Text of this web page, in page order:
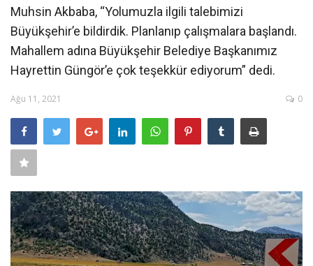
İLETİŞİM
KÜNYE
FOTO GALERİ
KÜLTÜR SANAT
SAĞLIK
FİRMA HABER
OTURUM AÇ
KAYIT
Muhsin Akbaba, “Yolumuzla ilgili talebimizi
Büyükşehir’e bildirdik. Planlanıp çalışmalara başlandı.
Mahallem adına Büyükşehir Belediye Başkanımız
Hayrettin Güngör’e çok teşekkür ediyorum” dedi.
Ağu 11, 2021 0